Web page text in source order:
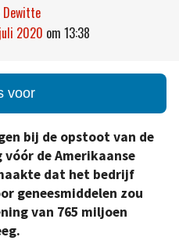
Dewitte
2020 om 13:38
voor
bij de opstoot van de
de Amerikaanse
dat het bedrijf
geneesmiddelen zou
van 765 miljoen